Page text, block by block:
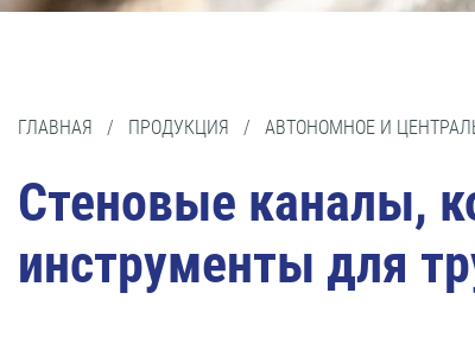
ГЛАВНАЯ / ПРОДУКЦИЯ / АВТОНОМНОЕ И
Стеновые каналы,
инструменты для